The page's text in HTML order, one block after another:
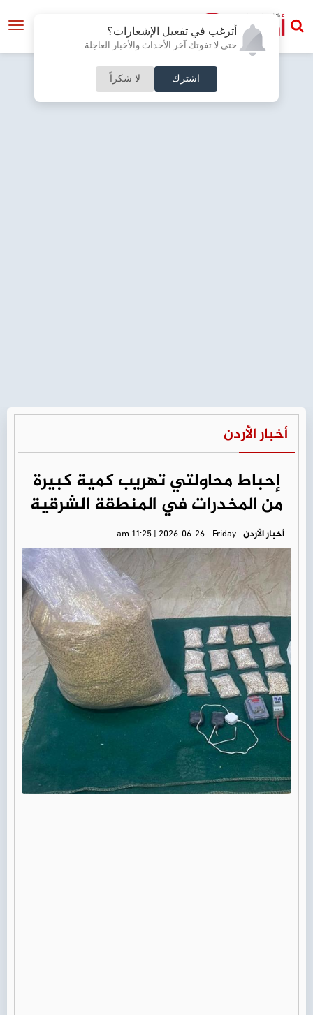
أترغب في تفعيل الإشعارات؟
حتى لا تفوتك آخر الأحداث والأخبار العاجلة
اشترك لا شكراً
أخبار الأردن
إحباط محاولتي تهريب كمية كبيرة
من المخدرات في المنطقة الشرقية
أخبار الأردن am 11:25 | 2026-06-26 - Friday